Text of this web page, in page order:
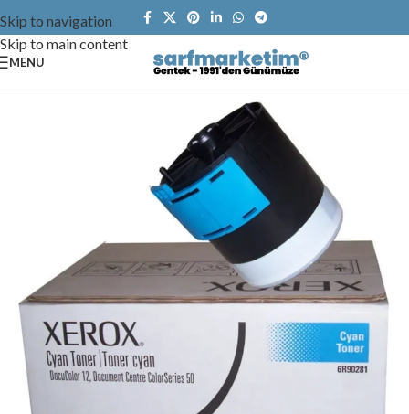
Skip to navigation
Skip to main content
MENU